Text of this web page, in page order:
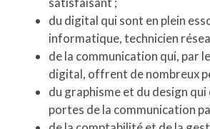
du digital qui sont en plein
informatique, technicien
de la communication qui, par
digital, offrent de nombreux
du graphisme et du design
portes de la communication